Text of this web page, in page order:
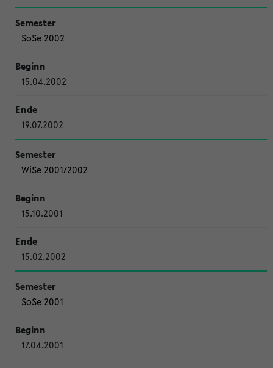
SoSe 2002
15.04.2002
19.07.2002
WiSe 2001/2002
15.10.2001
15.02.2002
SoSe 2001
17.04.2001